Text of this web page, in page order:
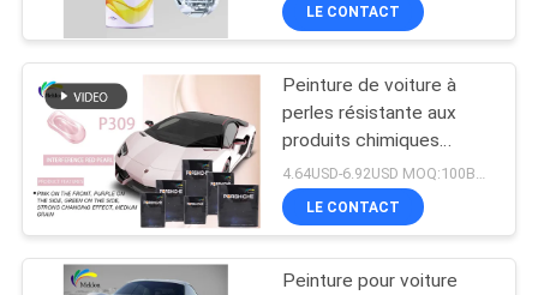
D'USINE
CONTRÔLE
DE
LA
QUALITÉ
Peinture de voiture
105
LE CONTACT
Peinture de voiture à
perles résistante aux
produits chimiques
résistant à la moisissure
0,95 kg
LE CONTACT
Peinture pour voiture